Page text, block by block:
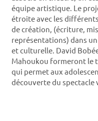
équipe artistique. Le
étroite avec les
de création, (écriture,
représentations) dans
et culturelle. David
Mahoukou formeront le
qui permet aux
découverte du spectacle